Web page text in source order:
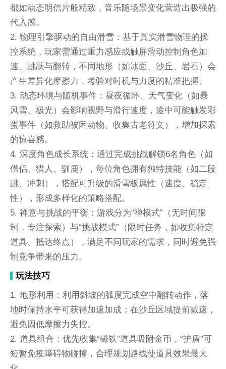
都如动态明信片般精致，音乐随场景变化营造出极强的
代入感。
2. 物理引擎驱动的自由滑雪：基于真实滑雪物理的操
控系统，玩家需通过重力感应或触屏滑动控制角色加
速、跳跃与翻转，不同地形（如冰面、沙丘、岩石）会
产生差异化摩擦力，考验对时机与力度的精准把握。
3. 动态环境与随机事件：昼夜循环、天气变化（如暴
风雪、极光）会影响视野与滑行速度，途中可能触发彩
蛋事件（如救助被困动物、收集古老符文），增加探索
的惊喜感。
4. 深度角色成长系统：通过完成挑战解锁6名角色（如
僧侣、猎人、驯鹿），每位角色拥有独特技能（如二段
跳、冲刺），搭配可升级的滑雪板属性（速度、稳定
性），形成多样化的策略搭配。
5. 禅意与挑战的平衡：游戏分为“禅模式”（无时间限
制，专注探索）与“挑战模式”（限时任务，如收集特定
道具、抵达终点），满足不同玩家的需求，同时避免强
制竞争带来的压力。
玩法技巧
1. 地形利用：利用斜坡的弧度完成空中翻转动作，落
地时保持水平可获得加速加成；在沙丘区域提前减速，
避免因低摩擦力失控。
2. 道具组合：优先收集“磁铁”道具吸附金币，“护盾”可
短暂免疫障碍物碰撞，合理规划路线使道具效果最大